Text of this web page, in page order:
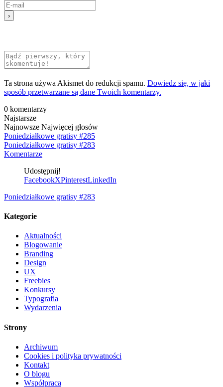
Ta strona używa Akismet do redukcji spamu. Dowiedz się, w jaki
sposób przetwarzane są dane Twoich komentarzy.
0 komentarzy
Najstarsze
Najnowsze Najwięcej głosów
Poniedziałkowe gratisy #285
Poniedziałkowe gratisy #283
Komentarze
Udostępnij!
FacebookXPinterestLinkedIn
Poniedziałkowe gratisy #283
Kategorie
Aktualności
Blogowanie
Branding
Design
UX
Freebies
Konkursy
Typografia
Wydarzenia
Strony
Archiwum
Cookies i polityka prywatności
Kontakt
O blogu
Współpraca